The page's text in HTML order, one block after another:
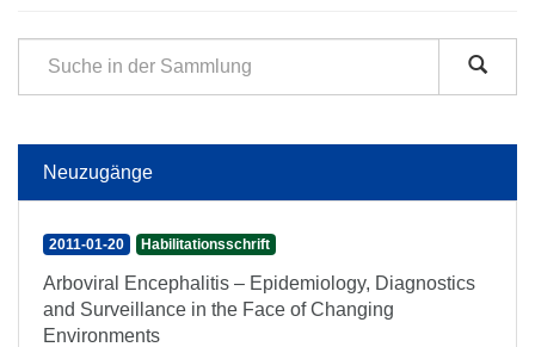
Neuzugänge
2011-01-20 Habilitationsschrift
Arboviral Encephalitis – Epidemiology, Diagnostics
and Surveillance in the Face of Changing
Environments